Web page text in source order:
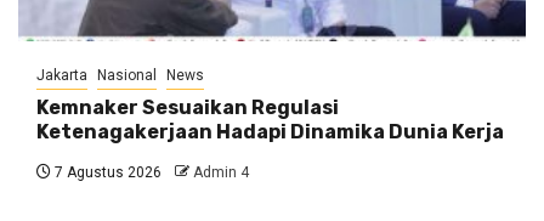
Jakarta Nasional News
Kemnaker Sesuaikan Regulasi
Ketenagakerjaan Hadapi Dinamika Dunia Kerja
7 Agustus 2026 Admin 4